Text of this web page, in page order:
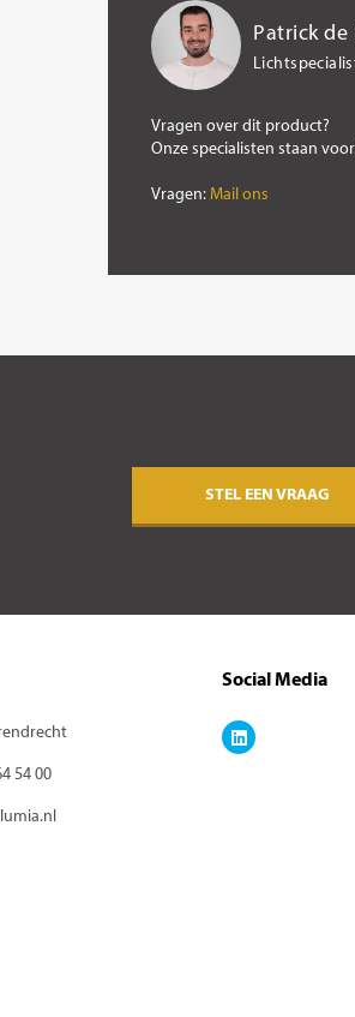
Patrick de
Vragen over dit product?
Onze specialisten staan
Vragen: Mail ons
STEL EEN VRAAG
54 00
Social Media